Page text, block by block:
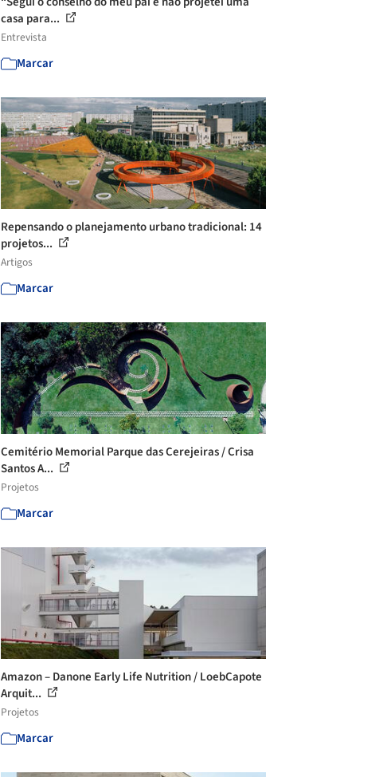
casa para...
Entrevista
Marcar
Repensando o planejamento urbano tradicional: 14
projetos...
Artigos
Marcar
Cemitério Memorial Parque das Cerejeiras / Crisa
Santos A...
Projetos
Marcar
Amazon – Danone Early Life Nutrition / LoebCapote
Arquit...
Projetos
Marcar